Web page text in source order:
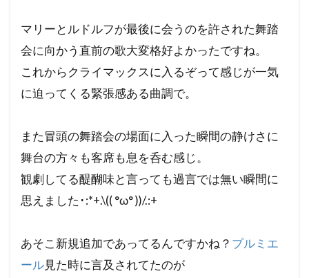
マリーとルドルフが最後に会うのを許された舞踏
会に向かう直前の歌大変格好よかったですね。
これからクライマックスに入るぞって感じが一気
に迫ってくる緊張感ある曲調で。
また冒頭の舞踏会の場面に入った瞬間の静けさに
舞台の方々も客席も息を呑む感じ。
観劇してる醍醐味と言っても過言では無い瞬間に
思えました･:*+.\(( °ω° ))/.:+
あそこ新規追加であってるんですかね？ プルミエ
ール見た時に言及されてたのが